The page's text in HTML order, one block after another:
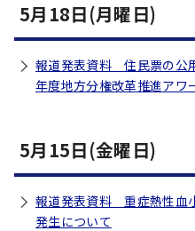
5月18日(月曜日)
報道発表資料 住民票の公
年度地方分権改革推進アワ
5月15日(金曜日)
報道発表資料 重症熱性血
発生について